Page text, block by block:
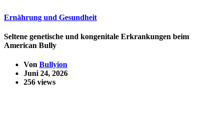
Ernährung und Gesundheit
Seltene genetische und kongenitale Erkrankungen beim
American Bully
Von Bullyion
Juni 24, 2026
256 views